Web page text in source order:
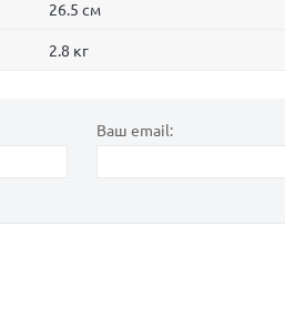
26.5 см
2.8 кг
Ваш email: